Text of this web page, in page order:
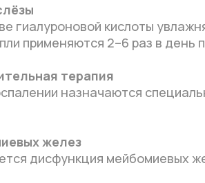
гиалуроновой кислоты
применяются 2–6 раз в день
терапия
назначаются
желез
дисфункция мейбомиевых